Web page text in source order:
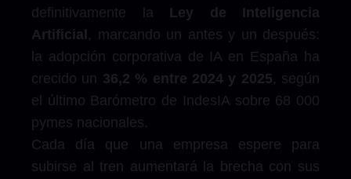
definitivamente la Ley de Inteligencia
Artificial , marcando un antes y un después:
la adopción corporativa de IA en España ha
crecido un 36,2 % entre 2024 y 2025, según
el último Barómetro de IndesIA sobre 68 000
pymes nacionales.
Cada día que una empresa espere para
subirse al tren aumentará la brecha con sus